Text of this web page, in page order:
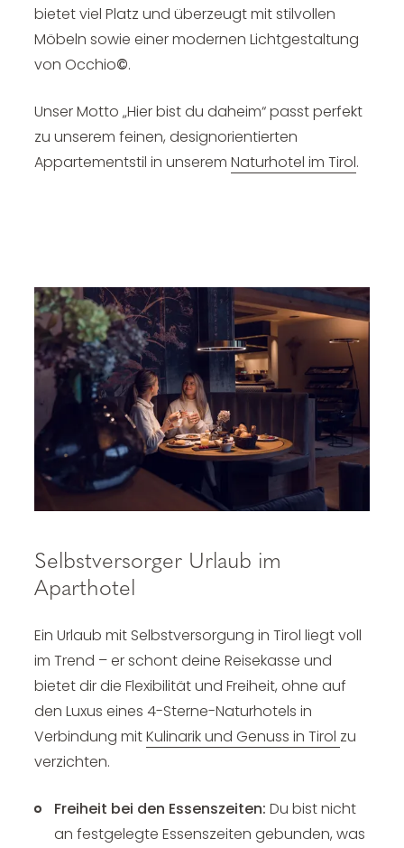
bietet viel Platz und überzeugt mit stilvollen
Möbeln sowie einer modernen Lichtgestaltung
von Occhio©.
Unser Motto „Hier bist du daheim“ passt perfekt
zu unserem feinen, designorientierten
Appartementstil in unserem Naturhotel im Tirol.
Selbstversorger Urlaub im
Aparthotel
Ein Urlaub mit Selbstversorgung in Tirol liegt voll
im Trend – er schont deine Reisekasse und
bietet dir die Flexibilität und Freiheit, ohne auf
den Luxus eines 4-Sterne-Naturhotels in
Verbindung mitKulinarik und Genuss in Tirol zu
verzichten.
Freiheit bei den Essenszeiten: Du bist nicht
an festgelegte Essenszeiten gebunden, was